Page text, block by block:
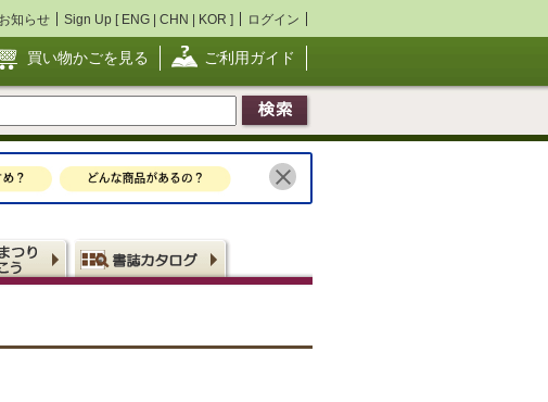
お知らせ Sign Up [ ENG | CHN | KOR ] ログイン
買い物かごを見る ご利用ガイド